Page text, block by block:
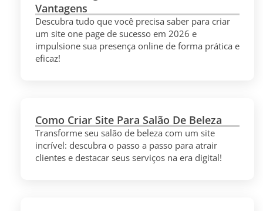
Vantagens
Descubra tudo que você precisa saber para criar
um site one page de sucesso em 2026 e
impulsione sua presença online de forma prática e
eficaz!
Como Criar Site Para Salão De Beleza
Transforme seu salão de beleza com um site
incrível: descubra o passo a passo para atrair
clientes e destacar seus serviços na era digital!